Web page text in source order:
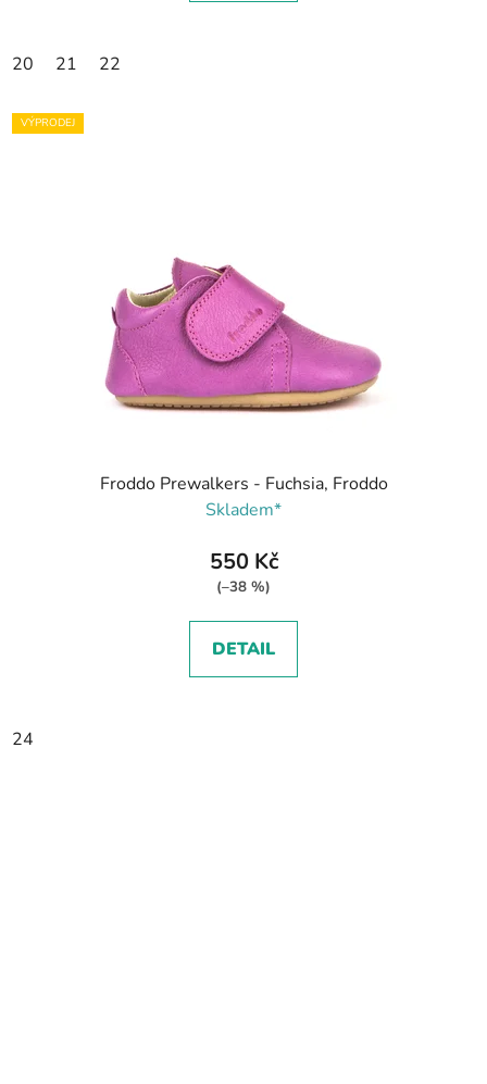
20 21 22
VÝPRODEJ
Froddo Prewalkers - Fuchsia, Froddo
Skladem*
550 Kč
(–38 %)
DETAIL
24